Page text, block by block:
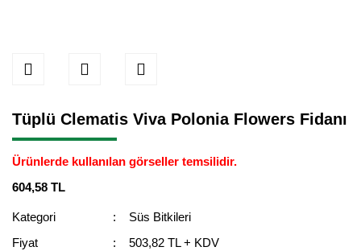
Tüplü Clematis Viva Polonia Flowers Fidanı
Ürünlerde kullanılan görseller temsilidir.
604,58 TL
Kategori
Süs Bitkileri
Fiyat
503,82 TL + KDV